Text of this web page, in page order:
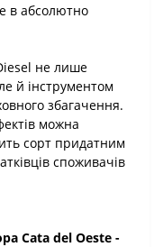
в абсолютно
не лише
й інструментом
збагачення.
можна
сорт придатним
споживачів
Cata del Oeste -